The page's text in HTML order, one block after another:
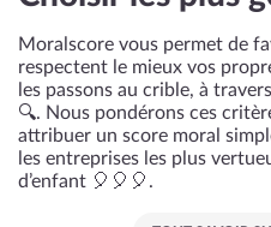
Moralscore vous permet de
respectent le mieux vos
les passons au crible, à
🔍. Nous pondérons ces
attribuer un score moral
les entreprises les plus
d’enfant 🎈🎈🎈.